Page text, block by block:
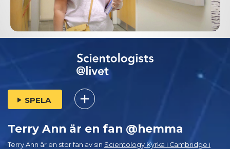
SPELA
Terry Ann är en fan @hemma
Terry Ann är en stor fan av sin Scientology Kyrka i Cambridge i